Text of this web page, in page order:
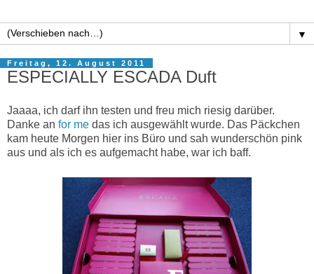
▼
Freitag, 12. August 2011
ESPECIALLY ESCADA Duft
Jaaaa, ich darf ihn testen und freu mich riesig darüber.
Danke an for me das ich ausgewählt wurde. Das Päckchen
kam heute Morgen hier ins Büro und sah wunderschön pink
aus und als ich es aufgemacht habe, war ich baff.